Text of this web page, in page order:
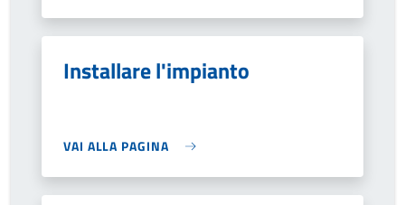
Installare l'impianto
VAI ALLA PAGINA